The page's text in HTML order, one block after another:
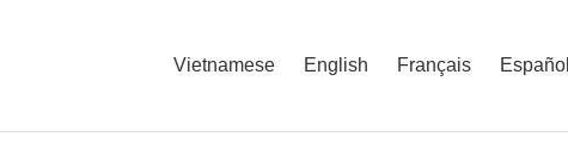
Vietnamese English Français